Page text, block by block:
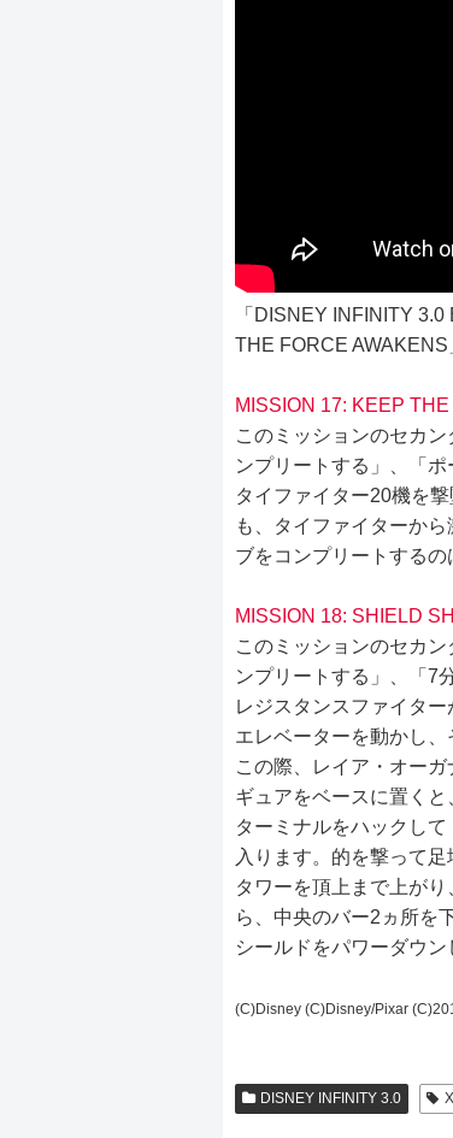
「DISNEY INFINITY
THE FORCE AWAKENS
MISSION 17: KEEP
このミッションのセカ
ンプリートする」、「ポ
タイファイター20機を
も、タイファイターか
ブをコンプリートするの
MISSION 18: SHIELD
このミッションのセカ
ンプリートする」、「7
レジスタンスファイタ
エレベーターを動かし、
この際、レイア・オー
ギュアをベースに置くと
ターミナルをハックし
入ります。的を撃って
タワーを頂上まで上が
ら、中央のバー2ヵ所を
シールドをパワーダウン
(C)Disney (C)Disney/Pixar
DISNEY INFINITY 3.0